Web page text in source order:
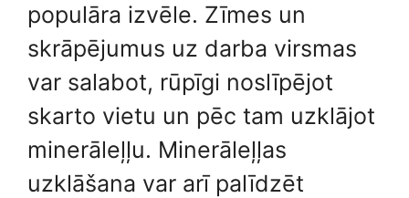
populāra izvēle. Zīmes un
skrāpējumus uz darba virsmas
var salabot, rūpīgi noslīpējot
skarto vietu un pēc tam uzklājot
minerāleļļu. Minerāleļļas
uzklāšana var arī palīdzēt